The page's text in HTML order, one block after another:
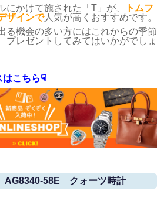
にかけて施された「T」が、
トムフ
ザインで人気が高くおすすめです。
る機会の多い方にはこれからの季節
プレゼントしてみてはいかがでしょ
はこちら☟
AG8340-58E クォーツ時計